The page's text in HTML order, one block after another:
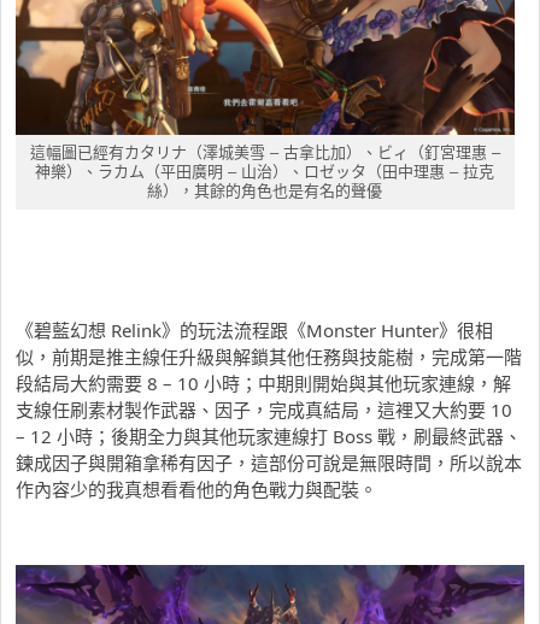
這幅圖已經有カタリナ（澤城美雪 – 古拿比加）、ビィ（釘宮理惠 –
神樂）、ラカム（平田廣明 – 山治）、ロゼッタ（田中理惠 – 拉克
絲），其餘的角色也是有名的聲優
《碧藍幻想 Relink》的玩法流程跟《Monster Hunter》很相
似，前期是推主線任升級與解鎖其他任務與技能樹，完成第一階
段結局大約需要 8 – 10 小時；中期則開始與其他玩家連線，解
支線任刷素材製作武器、因子，完成真結局，這裡又大約要 10
– 12 小時；後期全力與其他玩家連線打 Boss 戰，刷最終武器、
鍊成因子與開箱拿稀有因子，這部份可說是無限時間，所以說本
作內容少的我真想看看他的角色戰力與配裝。